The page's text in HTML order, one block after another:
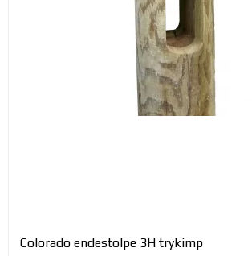
Colorado endestolpe 3H trykimp